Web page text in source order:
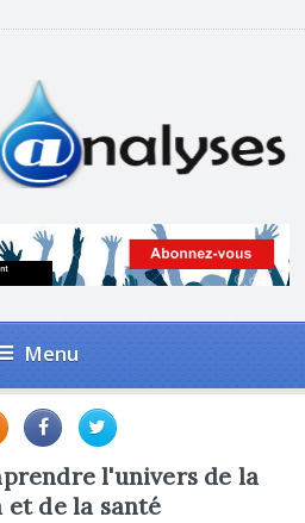
Menu
l'univers de la
et de la santé